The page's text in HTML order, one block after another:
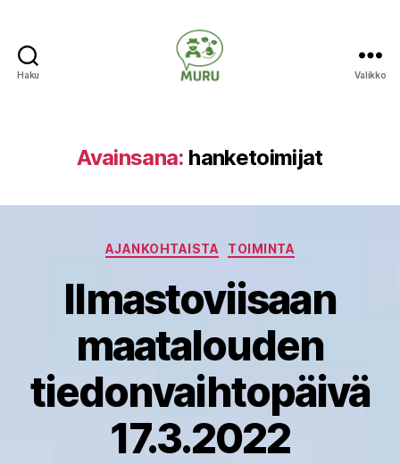
Haku Valikko
Avainsana: hanketoimijat
Kategoriat
AJANKOHTAISTA TOIMINTA
Ilmastoviisaan
maatalouden
tiedonvaihtopäivä
17.3.2022